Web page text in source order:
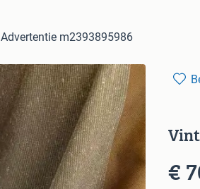
Advertentie m2393895986
€